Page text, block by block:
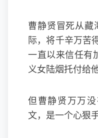
曹静贤冒死从藏
际，将千辛万苦
一直以来信任有
义女陆烟托付给
但曹静贤万万
文，是一个心狠